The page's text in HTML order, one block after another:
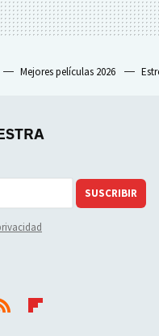
Mejores películas 2026
SUSCRIBIR